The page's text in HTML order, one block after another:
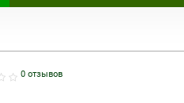
0 отзывов